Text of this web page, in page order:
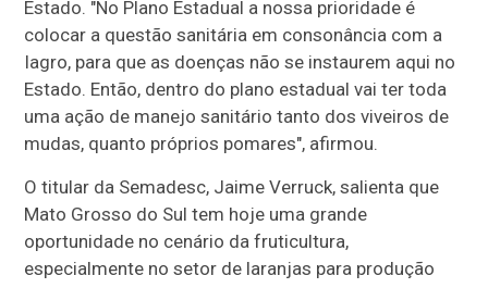
Estado. "No Plano Estadual a nossa prioridade é
colocar a questão sanitária em consonância com a
Iagro, para que as doenças não se instaurem aqui no
Estado. Então, dentro do plano estadual vai ter toda
uma ação de manejo sanitário tanto dos viveiros de
mudas, quanto próprios pomares", afirmou.
O titular da Semadesc, Jaime Verruck, salienta que
Mato Grosso do Sul tem hoje uma grande
oportunidade no cenário da fruticultura,
especialmente no setor de laranjas para produção